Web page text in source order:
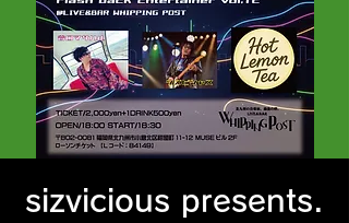
sizvicious presents.